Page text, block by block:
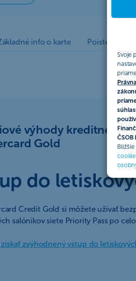
Svoje
ČSOB
info o karte Poistenie
výhody kreditnej
Gold
do
Credit Gold si môžete užívať
salónikov siete Priority Pass po
zvýhodnený vstup do